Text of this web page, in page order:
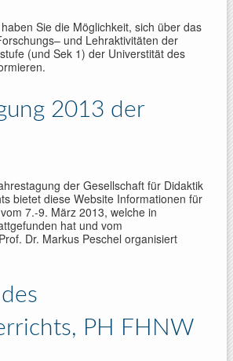
Sie die Mög­lich­keit, sich über das
und Lehr­ak­ti­vi­tä­ten der
(und Sek 1) der Universtität des
2013 der
der Gesellschaft für Didaktik
bietet diese Website Informationen für
7.-9. März 2013, welche in
hat und vom
Dr. Markus Peschel organisiert
PH FHNW